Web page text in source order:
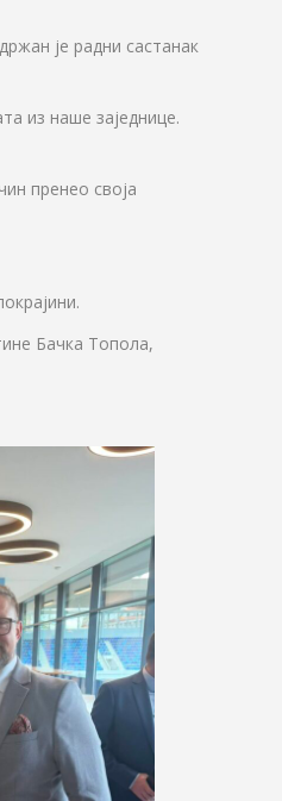
је радни састанак
из наше заједнице.
пренео своја
Бачка Топола,